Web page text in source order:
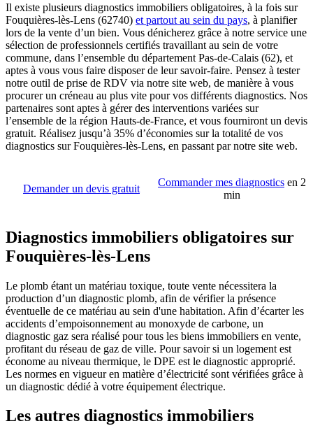
Il existe plusieurs diagnostics immobiliers obligatoires, à la fois sur
Fouquières-lès-Lens (62740) et partout au sein du pays, à planifier
lors de la vente d’un bien. Vous dénicherez grâce à notre service une
sélection de professionnels certifiés travaillant au sein de votre
commune, dans l’ensemble du département Pas-de-Calais (62), et
aptes à vous vous faire disposer de leur savoir-faire. Pensez à tester
notre outil de prise de RDV via notre site web, de manière à vous
procurer un créneau au plus vite pour vos différents diagnostics. Nos
partenaires sont aptes à gérer des interventions variées sur
l’ensemble de la région Hauts-de-France, et vous fourniront un devis
gratuit. Réalisez jusqu’à 35% d’économies sur la totalité de vos
diagnostics sur Fouquières-lès-Lens, en passant par notre site web.
Demander un devis gratuit
Commander mes diagnostics en 2
min
Diagnostics immobiliers obligatoires sur
Fouquières-lès-Lens
Le plomb étant un matériau toxique, toute vente nécessitera la
production d’un diagnostic plomb, afin de vérifier la présence
éventuelle de ce matériau au sein d'une habitation. Afin d’écarter les
accidents d’empoisonnement au monoxyde de carbone, un
diagnostic gaz sera réalisé pour tous les biens immobiliers en vente,
profitant du réseau de gaz de ville. Pour savoir si un logement est
économe au niveau thermique, le DPE est le diagnostic approprié.
Les normes en vigueur en matière d’électricité sont vérifiées grâce à
un diagnostic dédié à votre équipement électrique.
Les autres diagnostics immobiliers